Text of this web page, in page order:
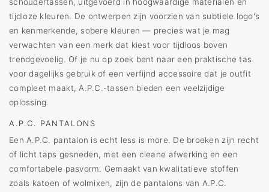
tijdloze kleuren. De ontwerpen zijn voorzien van subtiele logo's
en kenmerkende, sobere kleuren — precies wat je mag
verwachten van een merk dat kiest voor tijdloos boven
trendgevoelig. Of je nu op zoek bent naar een praktische tas
voor dagelijks gebruik of een verfijnd accessoire dat je outfit
compleet maakt, A.P.C.-tassen bieden een veelzijdige
oplossing.
A.P.C. PANTALONS
Een A.P.C. pantalon is echt less is more. De broeken zijn recht
of licht taps gesneden, met een cleane afwerking en een
comfortabele pasvorm. Gemaakt van kwalitatieve stoffen
zoals katoen of wolmixen, zijn de pantalons van A.P.C.